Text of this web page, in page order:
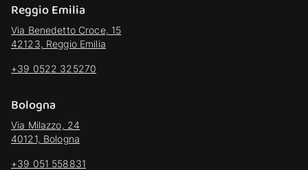
Reggio Emilia
Via Benedetto Croce, 15
42123, Reggio Emilia
+39 0522 325270
Bologna
Via Milazzo, 24
40121, Bologna
+39 051 558831